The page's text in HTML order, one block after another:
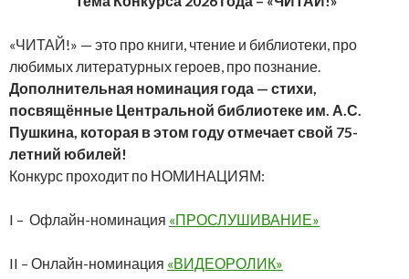
«ЧИТАЙ!» — это про книги, чтение и библиотеки, про
любимых литературных героев, про познание.
Дополнительная номинация года — стихи,
посвящённые Центральной библиотеке им. А.С.
Пушкина, которая в этом году отмечает свой 75-
летний юбилей!
Конкурс проходит по НОМИНАЦИЯМ:
I – Офлайн-номинация «ПРОСЛУШИВАНИЕ»
II – Онлайн-номинация «ВИДЕОРОЛИК»